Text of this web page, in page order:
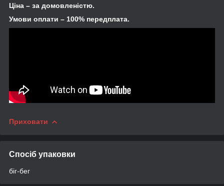
Ціна – за домовленістю.
Умови оплати – 100% передплата.
Приховати
Спосіб упаковки
біг-бег